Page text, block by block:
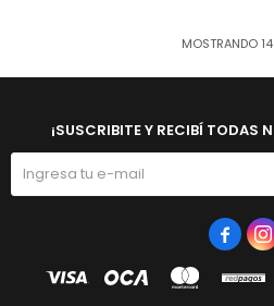
MOSTRANDO 14
¡SUSCRIBITE Y RECIBÍ TODAS
 